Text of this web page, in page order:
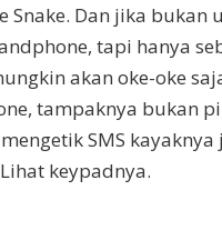
Snake. Dan jika bukan
tapi hanya
akan oke-oke
tampaknya bukan
SMS kayaknya
keypadnya.